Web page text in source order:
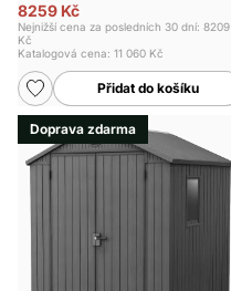
8259 Kč
Nejnižší cena za posledních 30 dní: 8209
Kč
Katalogová cena: 11 060 Kč
Přidat do košíku
Doprava zdarma